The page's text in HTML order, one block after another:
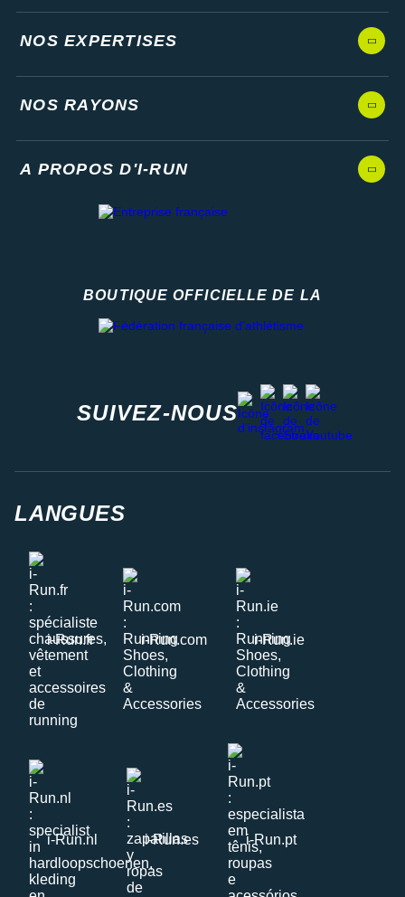
NOS EXPERTISES
NOS RAYONS
A PROPOS D'I-RUN
BOUTIQUE OFFICIELLE DE LA
SUIVEZ-NOUS
instagram
facebook
stravayoutube
LANGUES
i-Run.fr i-Run.com i-Run.ie
i-Run.nl i-Run.es i-Run.pt